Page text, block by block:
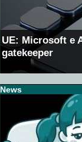
UE: Microsoft e
gatekeeper
News